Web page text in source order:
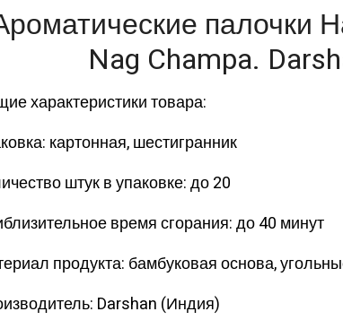
палочки
Nag Champa.
характеристики товара:
картонная, шестигранник
штук в упаковке: до 20
время сгорания: до 40 минут
продукта: бамбуковая основа,
Darshan (Индия)